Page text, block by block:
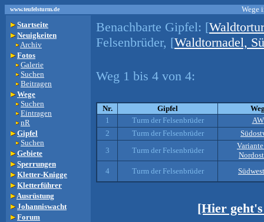
www.teufelsturm.de
Wege
Startseite
Neuigkeiten
Archiv
Fotos
Galerie
Suchen
Beitragen
Wege
Suchen
Eintragen
nR
Gipfel
Suchen
Gebiete
Sperrungen
Kletter-Knigge
Kletterführer
Ausrüstung
Johanniswacht
Forum
Benachbarte Gipfel: [
Felsenbrüder, [Waldtornadel,
Weg 1 bis 4 von 4:
Nr. Gipfel
1
Turm der Felsenbrüder
AW
2
Turm der Felsenbrüder
3
Turm der Felsenbrüder
4
Turm der Felsenbrüder
[Hier